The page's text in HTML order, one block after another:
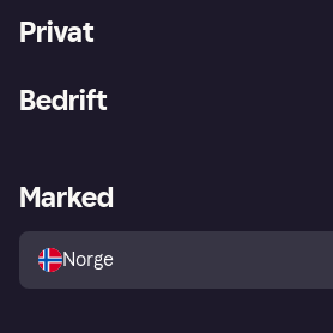
Privat
Utforsk butikker
Bedrift
Merchant portal
Marked
Norge